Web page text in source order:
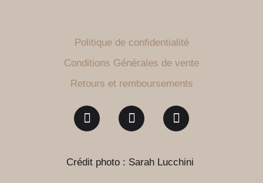
Politique de confidentialité
Conditions Générales de vente
Retours et remboursements
Crédit photo : Sarah Lucchini